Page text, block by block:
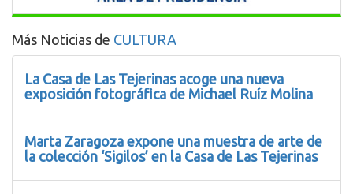
Más Noticias de CULTURA
La Casa de Las Tejerinas acoge una nueva
exposición fotográfica de Michael Ruíz Molina
Marta Zaragoza expone una muestra de arte de
la colección ‘Sigilos’ en la Casa de Las Tejerinas